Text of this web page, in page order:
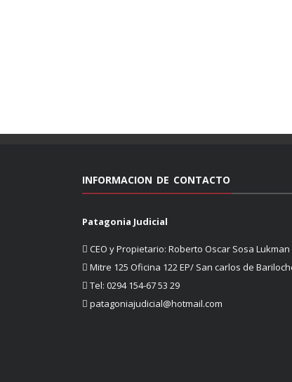
INFORMACION DE CONTACTO
Patagonia Judicial
CEO y Propietario: Roberto Oscar Sosa Lukman
Mitre 125 Oficina 122 EP/ San carlos de
Tel: 0294 154-67 53 29
patagoniajudicial@hotmail.com